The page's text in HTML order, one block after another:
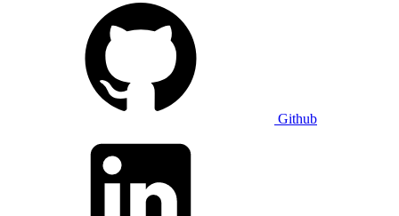
Github